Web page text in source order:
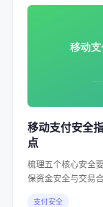
移动支付安全
点
梳理五个核心安全
保资金安全与交易合
支付安全